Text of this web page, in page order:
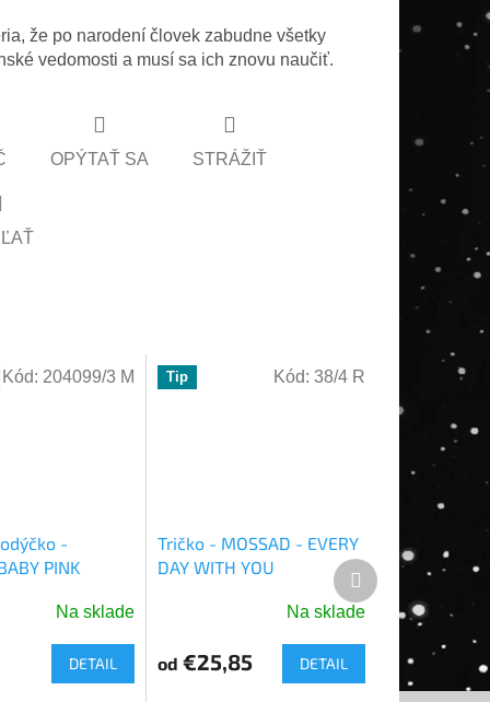
že po narodení človek zabudne všetky
vedomosti a musí sa ich znovu naučiť.
OPÝTAŤ SA STRÁŽIŤ
-
PINK
Na sklade
DETAIL
Kód: 204099/3 M Tip
Tričko - MOSSAD - EVERY
DAY WITH YOU
produktu
Na sklade
od €25,85 DETAIL
Kód: 38/4 R
Ďalší
produkt